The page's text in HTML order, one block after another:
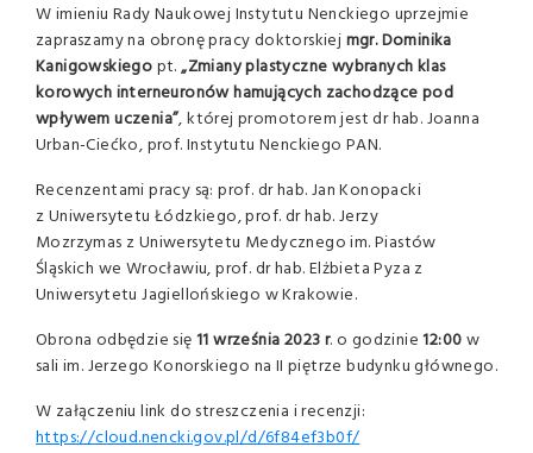
W imieniu Rady Naukowej Instytutu Nenckiego uprzejmie
zapraszamy na obronę pracy doktorskiejmgr. Dominika
Kanigowskiegopt.„Zmiany plastyczne wybranych klas
korowych interneuronów hamujących zachodzące pod
wpływem uczenia”, której promotorem jest dr hab. Joanna
Urban-Ciećko, prof. Instytutu Nenckiego PAN.
Recenzentami pracy są: prof. dr hab. Jan Konopacki
z Uniwersytetu Łódzkiego, prof. dr hab. Jerzy
Mozrzymas z Uniwersytetu Medycznego im. Piastów
Śląskich we Wrocławiu, prof. dr hab. Elżbieta Pyza z
Uniwersytetu Jagiellońskiego w Krakowie.
Obrona odbędzie się11 września 2023 r. o godzinie12:00w
sali im. Jerzego Konorskiego na II piętrze budynku głównego.
W załączeniu link do streszczenia i recenzji:
https://cloud.nencki.gov.pl/d/6f84ef3b0f/